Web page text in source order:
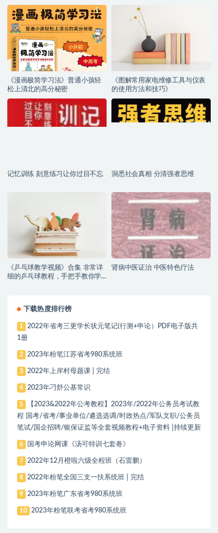
《漫画极简学习法》普通小孩轻
松上清北的高分秘密
《图解常用家电维修工具与仪表
的使用方法和技巧》
记忆训练 刻意练习让你过目不忘 洞悉社会真相 分清强者思维
《乒乓球教学视频》合集 非常详
细的乒乓球教程，手把手教你学
肾病中医证治 中医特色疗法
下载热度排行榜
1
2022年省考三更学长状元笔记(行测+申论）PDF电子版共
1册
2 2023年粉笔江苏省考980系统班
3 2022年上岸村母题课 | 完结
4 2023年刁舒公基常识
5
【2023&2022年公考教程】2023年/2022年公务员考试教
程 国考/省考/事业单位/遴选选调/时政热点/军队文职/公务员
笔试/国企招聘/银保证监等全套视频教程+电子资料 |持续更新
6 国考申论网课《汤可特训七套卷》
7 2022年12月橙啦六级全程班（石雷鹏）
8 2022年粉笔全国三支一扶系统班 | 完结
9 2023年粉笔广东省考980系统班
10 2023年粉笔联考省考980系统班